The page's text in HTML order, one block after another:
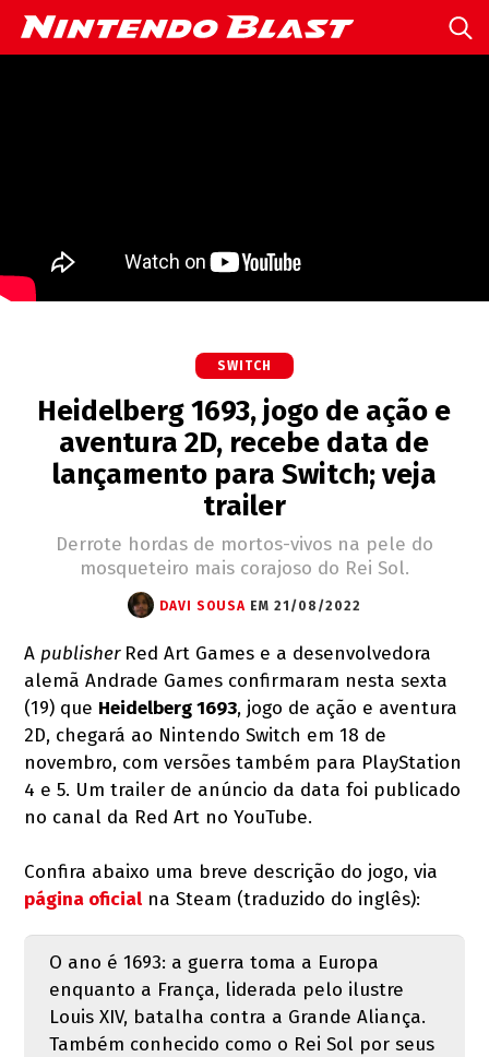
SWITCH
Heidelberg 1693, jogo de ação e
aventura 2D, recebe data de
lançamento para Switch; veja
trailer
Derrote hordas de mortos-vivos na pele do
mosqueteiro mais corajoso do Rei Sol.
DAVI SOUSA EM 21/08/2022
A publisher Red Art Games e a desenvolvedora
alemã Andrade Games confirmaram nesta sexta
(19) que Heidelberg 1693, jogo de ação e aventura
2D, chegará ao Nintendo Switch em 18 de
novembro, com versões também para PlayStation
4 e 5. Um trailer de anúncio da data foi publicado
no canal da Red Art no YouTube.
Confira abaixo uma breve descrição do jogo, via
página oficial na Steam (traduzido do inglês):
O ano é 1693: a guerra toma a Europa
enquanto a França, liderada pelo ilustre
Louis XIV, batalha contra a Grande Aliança.
Também conhecido como o Rei Sol por seus